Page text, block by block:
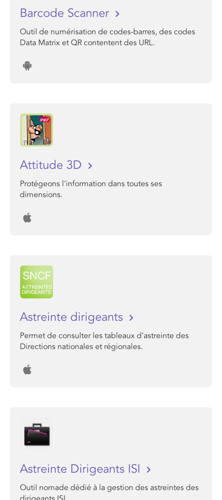
Barcode Scanner
Outil de numérisation de codes-barres, des codes
Data Matrix et QR contentent des URL.
Attitude 3D
Protégeons l'information dans toutes ses
dimensions.
Astreinte dirigeants
Permet de consulter les tableaux d'astreinte des
Directions nationales et régionales.
Astreinte Dirigeants ISI
Outil nomade dédié à la gestion des astreintes des